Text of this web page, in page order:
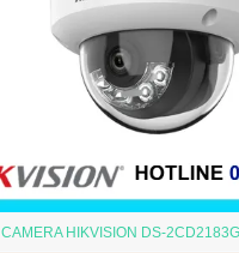
CAMERA HIKVISION DS-